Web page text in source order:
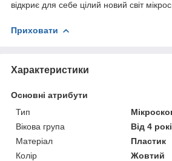
відкриє для себе цілий новий світ
Приховати
Характеристики
Основні атрибути
Тип
Вікова група
Від 4
Матеріал
Пластик
Колір
Жовтий